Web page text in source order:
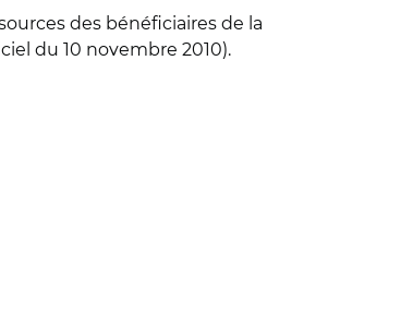
des bénéficiaires de la
du 10 novembre 2010).